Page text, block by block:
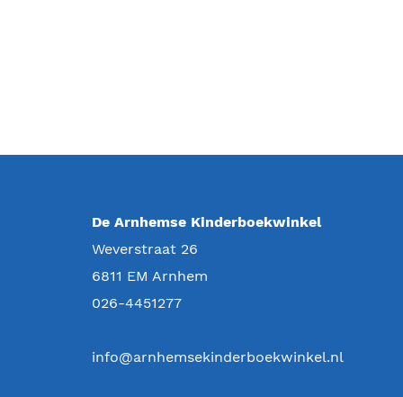
De Arnhemse Kinderboekwinkel
Weverstraat 26
6811 EM Arnhem
026-4451277
info@arnhemsekinderboekwinkel.nl